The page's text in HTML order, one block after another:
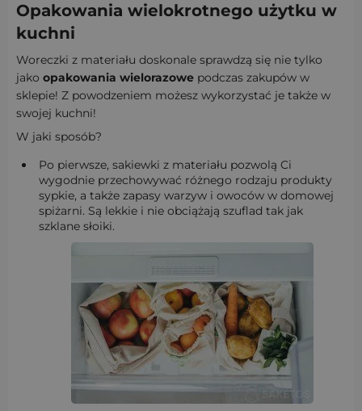
Opakowania wielokrotnego użytku w
kuchni
Woreczki z materiału doskonale sprawdzą się nie tylko
jako opakowania wielorazowe podczas zakupów w
sklepie! Z powodzeniem możesz wykorzystać je także w
swojej kuchni!
W jaki sposób?
Po pierwsze, sakiewki z materiału pozwolą Ci
wygodnie przechowywać różnego rodzaju produkty
sypkie, a także zapasy warzyw i owoców w domowej
spiżarni. Są lekkie i nie obciążają szuflad tak jak
szklane słoiki.